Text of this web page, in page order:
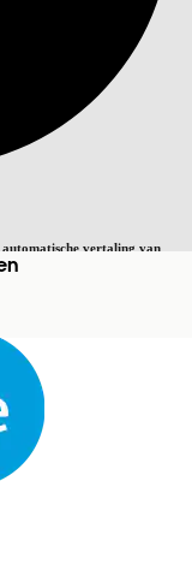
vertaling van
Zoeken